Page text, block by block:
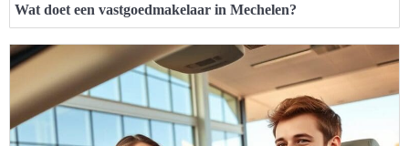
Wat doet een vastgoedmakelaar in Mechelen?